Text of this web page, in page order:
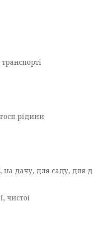
рідини
на дачу, для саду, для
чистої